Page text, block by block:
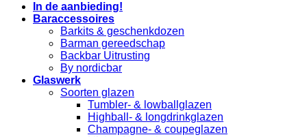
In de aanbieding!
Baraccessoires
Barkits & geschenkdozen
Barman gereedschap
Backbar Uitrusting
By nordicbar
Glaswerk
Soorten glazen
Tumbler- & lowballglazen
Highball- & longdrinkglazen
Champagne- & coupeglazen